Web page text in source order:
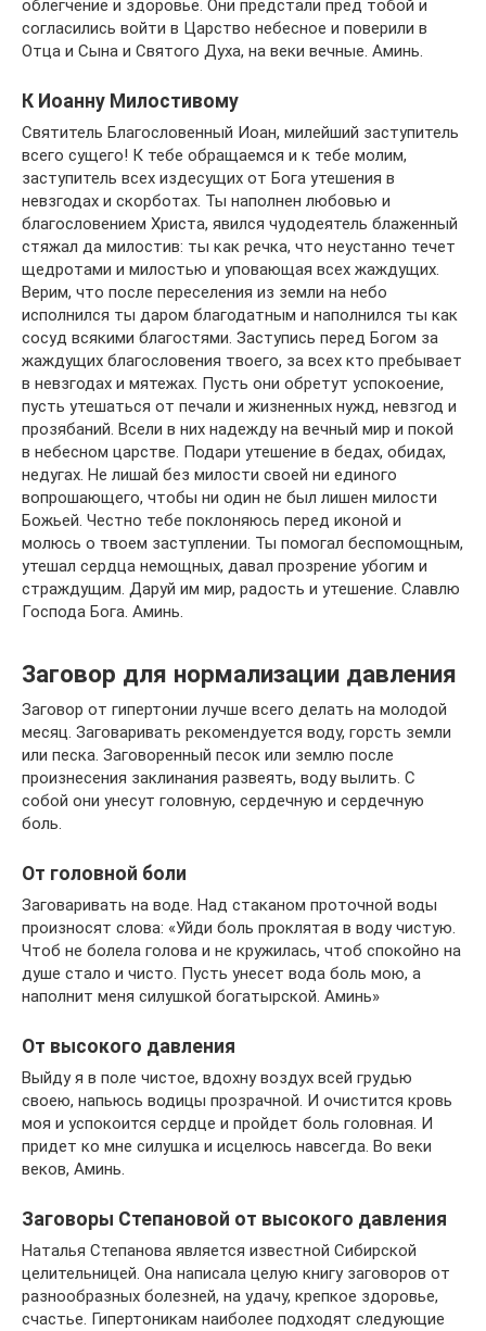
облегчение и здоровье. Они предстали пред тобой и
согласились войти в Царство небесное и поверили в
Отца и Сына и Святого Духа, на веки вечные. Аминь.
К Иоанну Милостивому
Святитель Благословенный Иоан, милейший заступитель
всего сущего! К тебе обращаемся и к тебе молим,
заступитель всех издесущих от Бога утешения в
невзгодах и скорботах. Ты наполнен любовью и
благословением Христа, явился чудодеятель блаженный
стяжал да милостив: ты как речка, что неустанно течет
щедротами и милостью и уповающая всех жаждущих.
Верим, что после переселения из земли на небо
исполнился ты даром благодатным и наполнился ты как
сосуд всякими благостями. Заступись перед Богом за
жаждущих благословения твоего, за всех кто пребывает
в невзгодах и мятежах. Пусть они обретут успокоение,
пусть утешаться от печали и жизненных нужд, невзгод и
прозябаний. Всели в них надежду на вечный мир и покой
в небесном царстве. Подари утешение в бедах, обидах,
недугах. Не лишай без милости своей ни единого
вопрошающего, чтобы ни один не был лишен милости
Божьей. Честно тебе поклоняюсь перед иконой и
молюсь о твоем заступлении. Ты помогал беспомощным,
утешал сердца немощных, давал прозрение убогим и
страждущим. Даруй им мир, радость и утешение. Славлю
Господа Бога. Аминь.
Заговор для нормализации давления
Заговор от гипертонии лучше всего делать на молодой
месяц. Заговаривать рекомендуется воду, горсть земли
или песка. Заговоренный песок или землю после
произнесения заклинания развеять, воду вылить. С
собой они унесут головную, сердечную и сердечную
боль.
От головной боли
Заговаривать на воде. Над стаканом проточной воды
произносят слова: «Уйди боль проклятая в воду чистую.
Чтоб не болела голова и не кружилась, чтоб спокойно на
душе стало и чисто. Пусть унесет вода боль мою, а
наполнит меня силушкой богатырской. Аминь»
От высокого давления
Выйду я в поле чистое, вдохну воздух всей грудью
своею, напьюсь водицы прозрачной. И очистится кровь
моя и успокоится сердце и пройдет боль головная. И
придет ко мне силушка и исцелюсь навсегда. Во веки
веков, Аминь.
Заговоры Степановой от высокого давления
Наталья Степанова является известной Сибирской
целительницей. Она написала целую книгу заговоров от
разнообразных болезней, на удачу, крепкое здоровье,
счастье. Гипертоникам наиболее подходят следующие